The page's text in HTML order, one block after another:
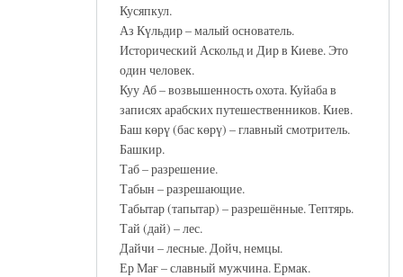
Кусяпкул.
Аз Күльдир – малый основатель.
Исторический Аскольд и Дир в Киеве. Это
один человек.
Куу Аб – возвышенность охота. Куйаба в
записях арабских путешественников. Киев.
Баш көрү (бас көрү) – главный смотритель.
Башкир.
Таб – разрешение.
Табын – разрешающие.
Табытар (тапытар) – разрешённые. Тептярь.
Тай (дай) – лес.
Дайчи – лесные. Дойч, немцы.
Ер Мағ – славный мужчина. Ермак.